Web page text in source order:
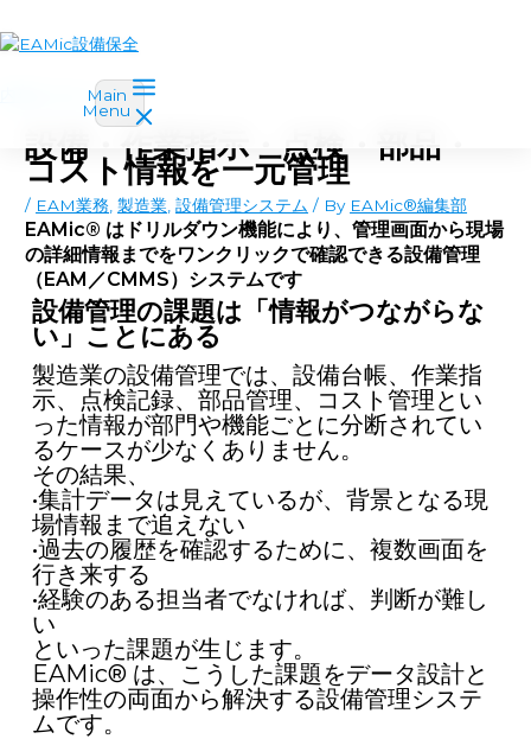
内容をスキップ
Main
Menu
設備・作業指示・点検・部品・
コスト情報を一元管理
/ EAM業務 ,製造業 ,設備管理システム / By EAMic®編集部
EAMic® はドリルダウン機能により、管理画面から現場
の詳細情報までをワンクリックで確認できる設備管理
（EAM／CMMS）システムです
設備管理の課題は「情報がつながらな
い」ことにある
製造業の設備管理では、設備台帳、作業指
示、点検記録、部品管理、コスト管理とい
った情報が部門や機能ごとに分断されてい
るケースが少なくありません。
その結果、
•集計データは見えているが、背景となる現
場情報まで追えない
•過去の履歴を確認するために、複数画面を
行き来する
•経験のある担当者でなければ、判断が難し
い
といった課題が生じます。
EAMic® は、こうした課題をデータ設計と
操作性の両面から解決する設備管理システ
ムです。